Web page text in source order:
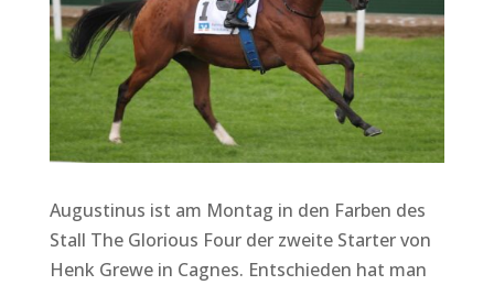
Augustinus ist am Montag in den Farben des
Stall The Glorious Four der zweite Starter von
Henk Grewe in Cagnes. Entschieden hat man